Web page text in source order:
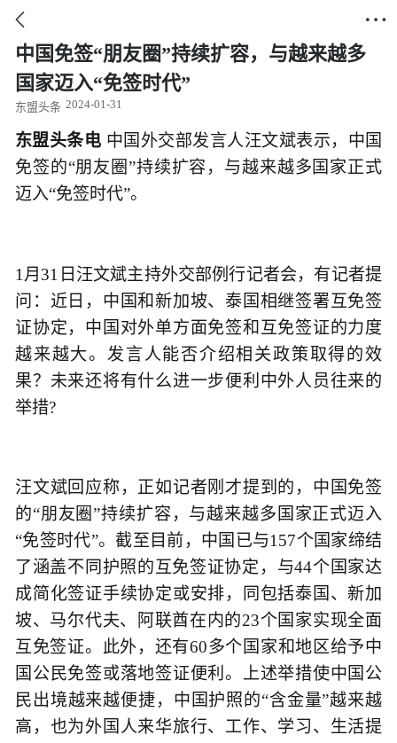
 
中国免签“朋友圈”持续扩容，与越来越多
国家迈入“免签时代”
东盟头条 2024-01-31
东盟头条电 中国外交部发言人汪文斌表示，中国
免签的“朋友圈”持续扩容，与越来越多国家正式
迈入“免签时代”。
1月31日汪文斌主持外交部例行记者会，有记者提
问：近日，中国和新加坡、泰国相继签署互免签
证协定，中国对外单方面免签和互免签证的力度
越来越大。发言人能否介绍相关政策取得的效
果？未来还将有什么进一步便利中外人员往来的
举措?
汪文斌回应称，正如记者刚才提到的，中国免签
的“朋友圈”持续扩容，与越来越多国家正式迈入
“免签时代”。截至目前，中国已与157个国家缔结
了涵盖不同护照的互免签证协定，与44个国家达
成简化签证手续协定或安排，同包括泰国、新加
坡、马尔代夫、阿联酋在内的23个国家实现全面
互免签证。此外，还有60多个国家和地区给予中
国公民免签或落地签证便利。上述举措使中国公
民出境越来越便捷，中国护照的“含金量”越来越
高，也为外国人来华旅行、工作、学习、生活提